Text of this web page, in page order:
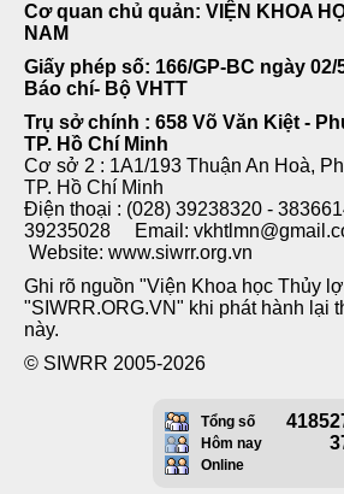
Cơ quan chủ quản: VIỆN KHOA
NAM
Giấy phép số: 166/GP-BC ngày 02/
Báo chí- Bộ VHTT
Trụ sở chính : 658 Võ Văn Kiệt -
TP. Hồ Chí Minh
Cơ sở 2 : 1A1/193 Thuận An Hoà,
TP. Hồ Chí Minh
Điện thoại : (028) 39238320 -
39235028 Email:
Website: www.siwrr.org.vn
Ghi rõ nguồn "Viện Khoa học Thủy
"SIWRR.ORG.VN" khi phát hành lại
này.
© SIWRR 2005-2026
Tổng số
Hôm nay
Online